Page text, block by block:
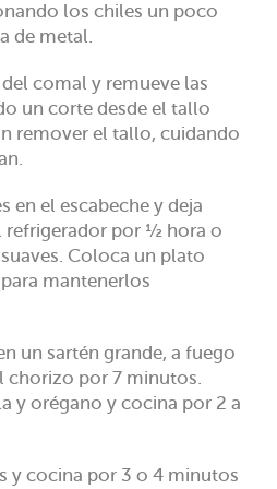
los chiles un poco
de metal.
comal y remueve las
un corte desde el tallo
remover el tallo, cuidando
en el escabeche y deja
refrigerador por ½ hora o
Coloca un plato
mantenerlos
un sartén grande, a fuego
chorizo por 7 minutos.
y orégano y cocina por 2 a
y cocina por 3 o 4 minutos